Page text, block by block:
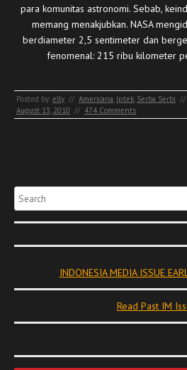
para komunitas astronomi. Sebab,
memang menakjubkan. NASA
berdiameter 2,5 sentimeter dan
fenomenal: 215 ribu kilometer
Posted by: elly // Americana, Iptek, Serba Serbi //
August 13, 2010 // 474 Comments
Search
INDONESIA MEDIA ISSUE
Read Past IM